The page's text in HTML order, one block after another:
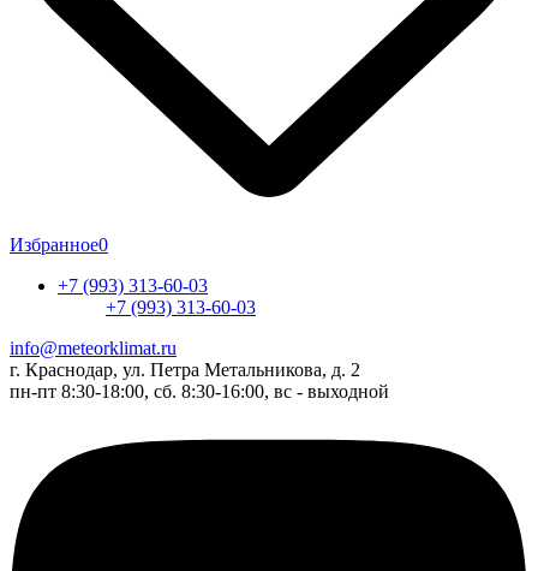
Избранное0
+7 (993) 313-60-03
+7 (993) 313-60-03
info@meteorklimat.ru
г. Краснодар, ул. Петра Метальникова, д. 2
пн-пт 8:30-18:00, сб. 8:30-16:00, вс - выходной